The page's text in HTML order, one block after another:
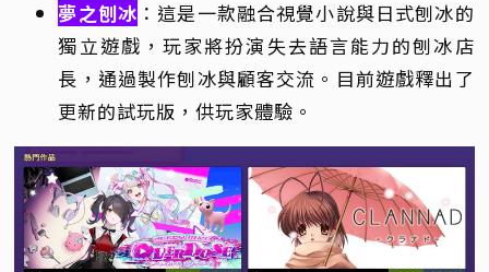
夢之刨冰 ：這是一款融合視覺小說與日式刨冰的
獨立遊戲，玩家將扮演失去語言能力的刨冰店
長，通過製作刨冰與顧客交流。目前遊戲釋出了
更新的試玩版，供玩家體驗。